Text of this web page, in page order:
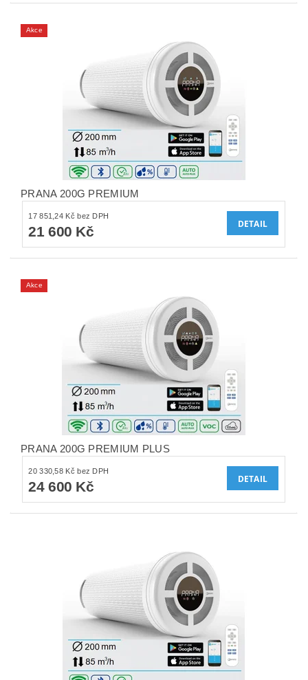
Akce
PRANA 200G PREMIUM
17 851,24 Kč bez DPH
21 600 Kč
DETAIL
Akce
PRANA 200G PREMIUM PLUS
20 330,58 Kč bez DPH
24 600 Kč
DETAIL